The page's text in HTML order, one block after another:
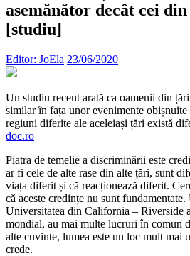
asemănător decât cei
[studiu]
Editor: JoEla 23/06/2020
Un studiu recent arată ca oamenii din
similar în fața unor evenimente
regiuni diferite ale aceleiași țări există
doc.ro
Piatra de temelie a discriminării este
ar fi cele de alte rase din alte țări, sunt
viața diferit și că reacționează diferit.
că aceste credințe nu sunt
Universitatea din California – Riverside
mondial, au mai multe lucruri în comun
alte cuvinte, lumea este un loc mult mai
crede.